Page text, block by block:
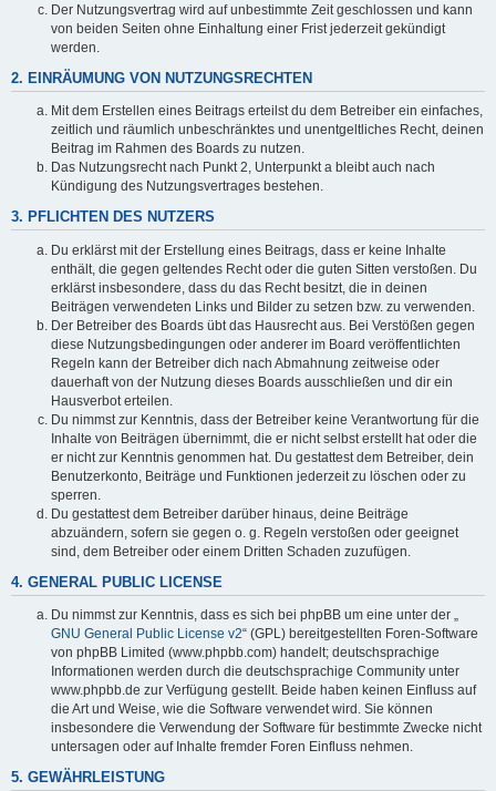
Der Nutzungsvertrag wird auf unbestimmte Zeit geschlossen und kann
von beiden Seiten ohne Einhaltung einer Frist jederzeit gekündigt
werden.
2. EINRÄUMUNG VON NUTZUNGSRECHTEN
Mit dem Erstellen eines Beitrags erteilst du dem Betreiber ein einfaches,
zeitlich und räumlich unbeschränktes und unentgeltliches Recht, deinen
Beitrag im Rahmen des Boards zu nutzen.
Das Nutzungsrecht nach Punkt 2, Unterpunkt a bleibt auch nach
Kündigung des Nutzungsvertrages bestehen.
3. PFLICHTEN DES NUTZERS
Du erklärst mit der Erstellung eines Beitrags, dass er keine Inhalte
enthält, die gegen geltendes Recht oder die guten Sitten verstoßen. Du
erklärst insbesondere, dass du das Recht besitzt, die in deinen
Beiträgen verwendeten Links und Bilder zu setzen bzw. zu verwenden.
Der Betreiber des Boards übt das Hausrecht aus. Bei Verstößen gegen
diese Nutzungsbedingungen oder anderer im Board veröffentlichten
Regeln kann der Betreiber dich nach Abmahnung zeitweise oder
dauerhaft von der Nutzung dieses Boards ausschließen und dir ein
Hausverbot erteilen.
Du nimmst zur Kenntnis, dass der Betreiber keine Verantwortung für die
Inhalte von Beiträgen übernimmt, die er nicht selbst erstellt hat oder die
er nicht zur Kenntnis genommen hat. Du gestattest dem Betreiber, dein
Benutzerkonto, Beiträge und Funktionen jederzeit zu löschen oder zu
sperren.
Du gestattest dem Betreiber darüber hinaus, deine Beiträge
abzuändern, sofern sie gegen o. g. Regeln verstoßen oder geeignet
sind, dem Betreiber oder einem Dritten Schaden zuzufügen.
4. GENERAL PUBLIC LICENSE
Du nimmst zur Kenntnis, dass es sich bei phpBB um eine unter der „
GNU General Public License v2“ (GPL) bereitgestellten Foren-Software
von phpBB Limited (www.phpbb.com) handelt; deutschsprachige
Informationen werden durch die deutschsprachige Community unter
www.phpbb.de zur Verfügung gestellt. Beide haben keinen Einfluss auf
die Art und Weise, wie die Software verwendet wird. Sie können
insbesondere die Verwendung der Software für bestimmte Zwecke nicht
untersagen oder auf Inhalte fremder Foren Einfluss nehmen.
5. GEWÄHRLEISTUNG